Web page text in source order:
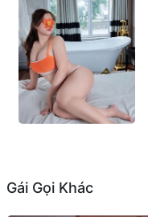
Gái Gọi Khác